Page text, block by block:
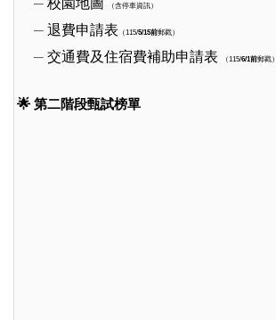
（含停車資訊）
退費申請表 （115/5/15前郵戳）
交通費及住宿費補助申請表 （115/6/1前郵戳）
🌟 第二階段甄試榜單